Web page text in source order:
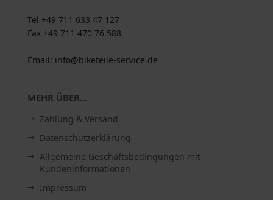
Tel +49 711 633 47 127
Fax +49 711 470 76 588
Email: info@biketeile-service.de
MEHR ÜBER...
Zahlung & Versand
Datenschutzerklärung
Allgemeine Geschäftsbedingungen mit
Kundeninformationen
Impressum